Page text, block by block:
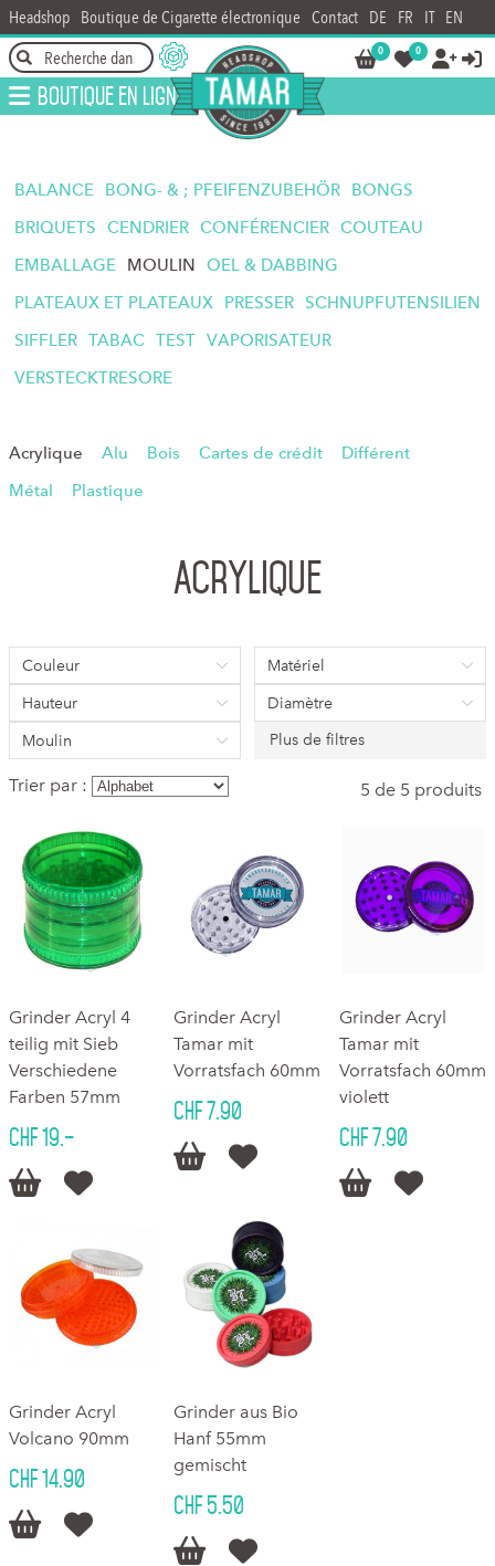
Headshop Boutique de Cigarette électronique Contact DE FR IT EN
0 0  
Boutique en ligne
BALANCE BONG- & ; PFEIFENZUBEHÖR
BONGS
BRIQUETS
CENDRIER CONFÉRENCIER COUTEAU
EMBALLAGE
MOULIN
OEL & DABBING
PLATEAUX ET PLATEAUX
PRESSER
SCHNUPFUTENSILIEN
SIFFLER TABAC TEST VAPORISATEUR
VERSTECKTRESORE
Acrylique Alu Bois Cartes de crédit
Différent
Métal
Plastique
Acrylique
Couleur
Matériel
Hauteur
Diamètre
Moulin
Plus de filtres
Trier par : 5 de 5 produits
Grinder Acryl 4
teilig mit Sieb
Verschiedene
Farben 57mm
CHF 19.–
 
Grinder Acryl
Tamar mit
Vorratsfach 60mm
CHF 7.90
 
Grinder Acryl
Tamar mit
Vorratsfach 60mm
violett
CHF 7.90
 
Grinder Acryl
Volcano 90mm
CHF 14.90
 
Grinder aus Bio
Hanf 55mm
gemischt
CHF 5.50
 